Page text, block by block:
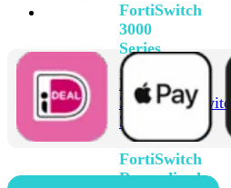
FortiSwitch
3000
Series
FortiSwitch
3032EFortiSwitch
3032G
FortiSwitch
Ruggedized